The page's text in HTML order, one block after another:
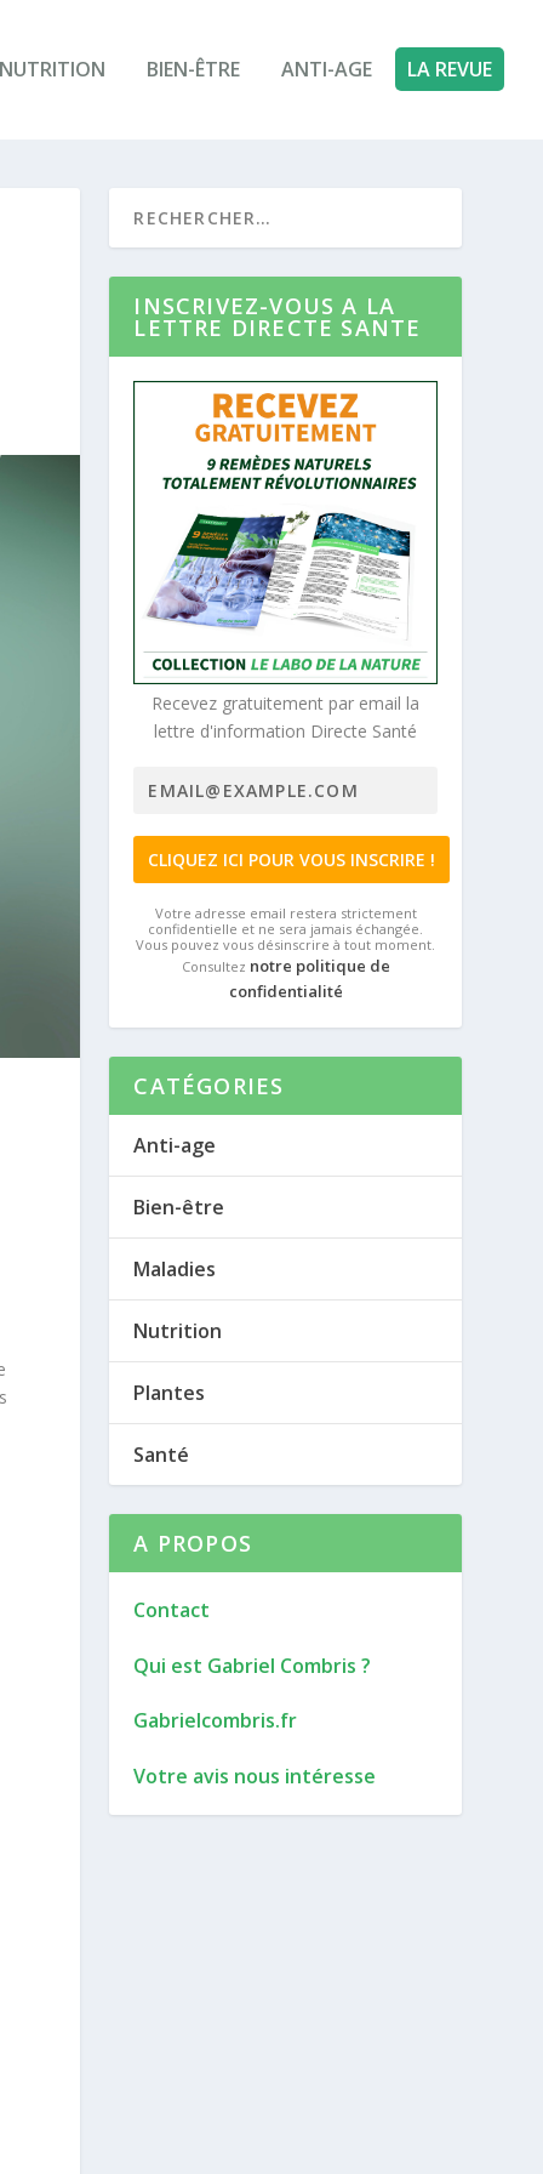
NUTRITION BIEN-ÊTRE ANTI-AGE LA REVUE
INSCRIVEZ-VOUS A LA
LETTRE DIRECTE SANTE
Recevez gratuitement par email la
lettre d'information Directe Santé
Votre adresse email restera strictement
confidentielle et ne sera jamais échangée.
Vous pouvez vous désinscrire à tout moment.
Consultez notre politique de
confidentialité
CATÉGORIES
Anti-age
Bien-être
Maladies
Nutrition
Plantes
Santé
A PROPOS
Contact
Qui est Gabriel Combris ?
Gabrielcombris.fr
Votre avis nous intéresse